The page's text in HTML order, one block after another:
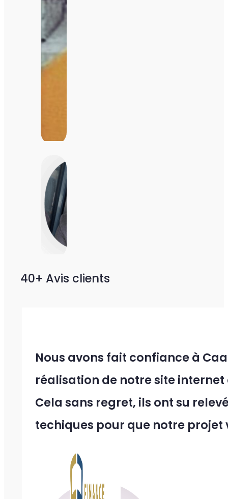
40+ Avis clients
Nous avons fait confiance à
réalisation de notre site
Cela sans regret, ils ont su
techiques pour que notre projet